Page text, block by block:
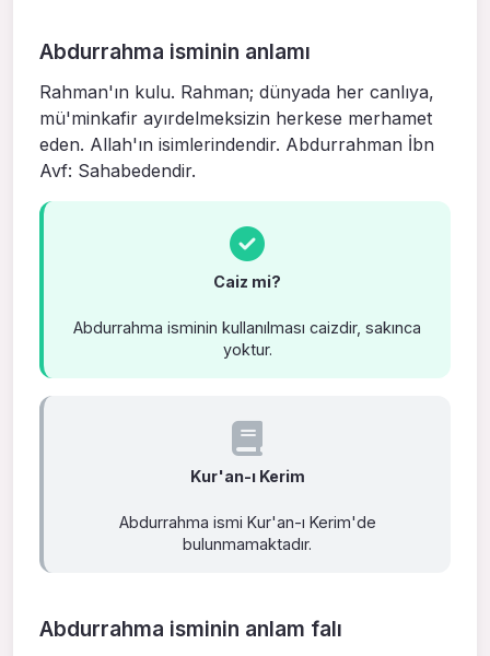
Abdurrahma isminin anlamı
Rahman'ın kulu. Rahman; dünyada her canlıya,
mü'minkafir ayırdelmeksizin herkese merhamet
eden. Allah'ın isimlerindendir. Abdurrahman İbn
Avf: Sahabedendir.
Caiz mi?
Abdurrahma isminin kullanılması caizdir, sakınca
yoktur.
Kur'an-ı Kerim
Abdurrahma ismi Kur'an-ı Kerim'de
bulunmamaktadır.
Abdurrahma isminin anlam falı